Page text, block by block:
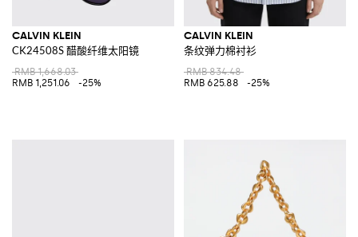
CALVIN KLEIN
CK24508S 醋酸纤维太阳镜
RMB 1,668.03
RMB 1,251.06
-25%
CALVIN KLEIN
条纹弹力棉衬衫
RMB 834.48
RMB 625.88
-25%